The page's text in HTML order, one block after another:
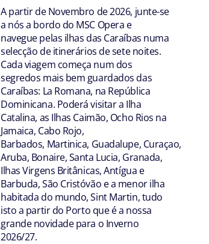
A partir de Novembro de 2026, junte-se
a nós a bordo do MSC Opera e
navegue pelas ilhas das Caraíbas numa
selecção de itinerários de sete noites.
Cada viagem começa num dos
segredos mais bem guardados das
Caraíbas: La Romana, na República
Dominicana. Poderá visitar a Ilha
Catalina, as Ilhas Caimão, Ocho Rios na
Jamaica, Cabo Rojo,
Barbados, Martinica, Guadalupe, Curaçao,
Aruba, Bonaire, Santa Lucia, Granada,
Ilhas Virgens Britânicas, Antígua e
Barbuda, São Cristóvão e a menor ilha
habitada do mundo, Sint Martin, tudo
isto a partir do Porto que é a nossa
grande novidade para o Inverno
2026/27.